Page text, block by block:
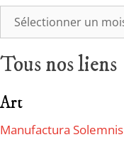
Tous nos liens
Art
Manufactura Solemnis